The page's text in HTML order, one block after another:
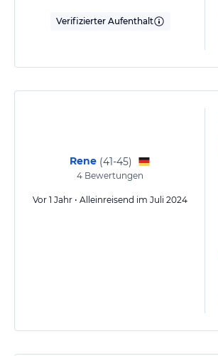
Verifizierter Aufenthalt
Rene (41-45)
4 Bewertungen
Vor 1 Jahr • Alleinreisend im Juli 2024